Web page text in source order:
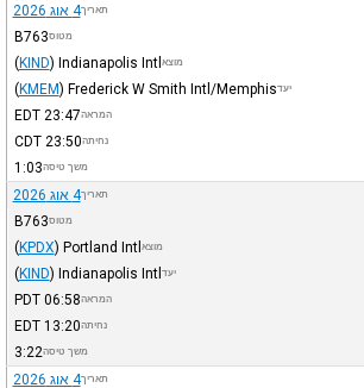
תאריך4 אוג 2026
מטוסB763
מוצא Indianapolis Intl
(KIND)
יעדFrederick W Smith Intl/Memphis
(KMEM)
המראה23:47
EDT
נחיתה23:50
CDT
משך טיסה1:03
תאריך4 אוג 2026
מטוסB763
מוצא Portland Intl
(KPDX)
יעד Indianapolis Intl
(KIND)
המראה06:58
PDT
נחיתה13:20
EDT
משך טיסה3:22
תאריך4 אוג 2026